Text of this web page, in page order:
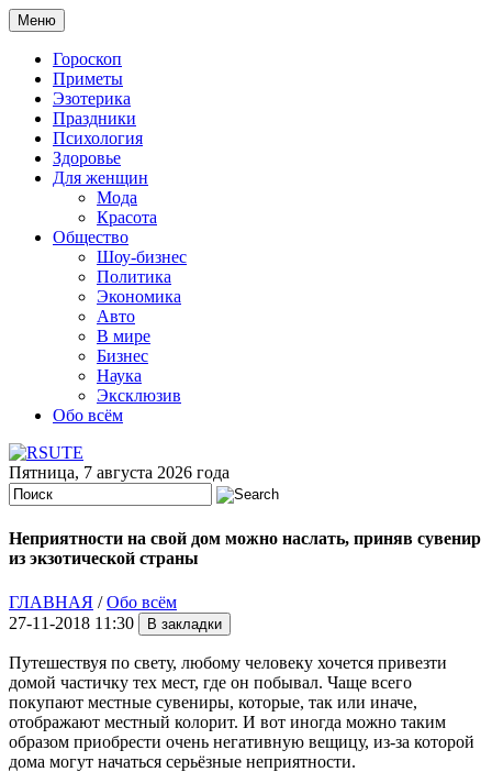
Меню
Гороскоп
Приметы
Эзотерика
Праздники
Психология
Здоровье
Для женщин
Мода
Красота
Общество
Шоу-бизнес
Политика
Экономика
Авто
В мире
Бизнес
Наука
Эксклюзив
Обо всём
Пятница, 7 августа 2026 года
Неприятности на свой дом можно наслать, приняв сувенир
из экзотической страны
ГЛАВНАЯ /Обо всём
27-11-2018 11:30
Путешествуя по свету, любому человеку хочется привезти
домой частичку тех мест, где он побывал. Чаще всего
покупают местные сувениры, которые, так или иначе,
отображают местный колорит. И вот иногда можно таким
образом приобрести очень негативную вещицу, из-за которой
дома могут начаться серьёзные неприятности.